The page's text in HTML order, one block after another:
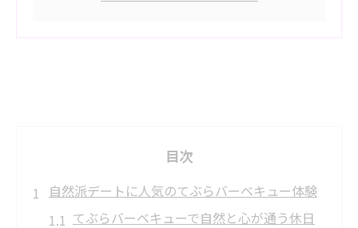
目次
自然派デートに人気のてぶらバーベキュー体験
てぶらバーベキューで自然と心が通う休日